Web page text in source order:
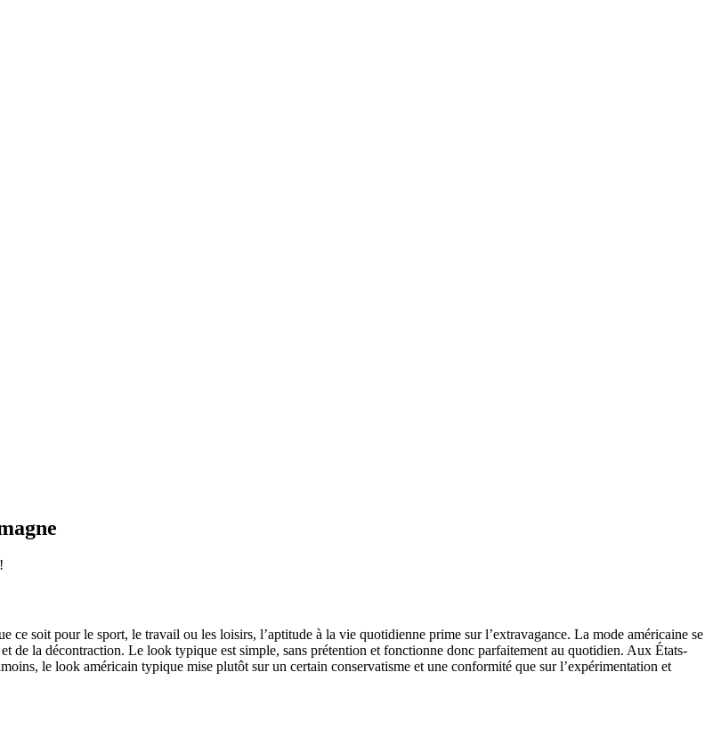
soit pour le sport, le travail ou les loisirs, l’aptitude à la vie quotidienne prime sur l’extravagance. La mode américaine se
de la décontraction. Le look typique est simple, sans prétention et fonctionne donc parfaitement au quotidien. Aux États-
le look américain typique mise plutôt sur un certain conservatisme et une conformité que sur l’expérimentation et